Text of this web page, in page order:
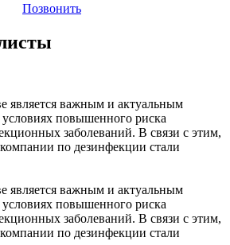
Позвонить
является важным и актуальным
повышенного риска
заболеваний. В связи с этим,
по дезинфекции стали
является важным и актуальным
повышенного риска
заболеваний. В связи с этим,
по дезинфекции стали